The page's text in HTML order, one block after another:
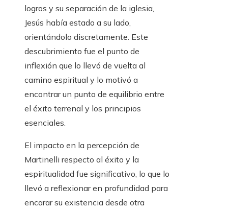
logros y su separación de la iglesia,
Jesús había estado a su lado,
orientándolo discretamente. Este
descubrimiento fue el punto de
inflexión que lo llevó de vuelta al
camino espiritual y lo motivó a
encontrar un punto de equilibrio entre
el éxito terrenal y los principios
esenciales.
El impacto en la percepción de
Martinelli respecto al éxito y la
espiritualidad fue significativo, lo que lo
llevó a reflexionar en profundidad para
encarar su existencia desde otra